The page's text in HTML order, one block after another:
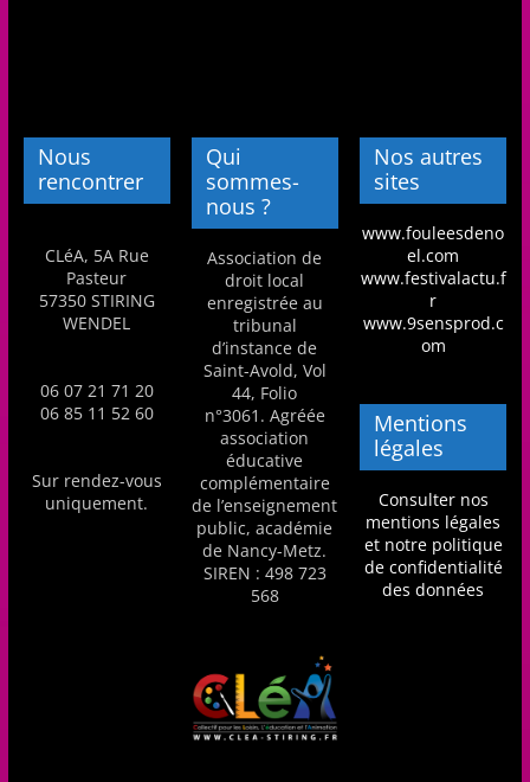
Nous
rencontrer
CLéA, 5A Rue
Pasteur
57350 STIRING
WENDEL
06 07 21 71 20
06 85 11 52 60
Sur rendez-vous
uniquement.
Qui
sommes-
nous ?
Association de
droit local
enregistrée au
tribunal
d’instance de
Saint-Avold, Vol
44, Folio
n°3061. Agréée
association
éducative
complémentaire
de l’enseignement
public, académie
de Nancy-Metz.
SIREN : 498 723
568
Nos autres
sites
www.fouleesdeno
el.com
www.festivalactu.f
r
www.9sensprod.c
om
Mentions
légales
Consulter nos
mentions légales
et notre politique
de confidentialité
des données